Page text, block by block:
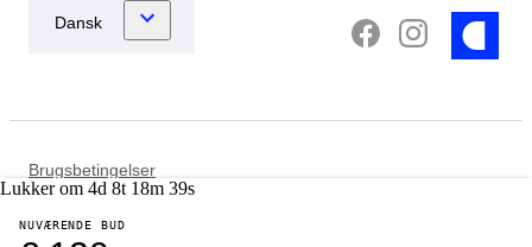
Lukker om 4d 8t 18m 39s
NUVÆRENDE BUD
Brugsbetingelser
Databeskyttelse og privatlivserklæring
Politik vedrørende retshåndhævende myndighed